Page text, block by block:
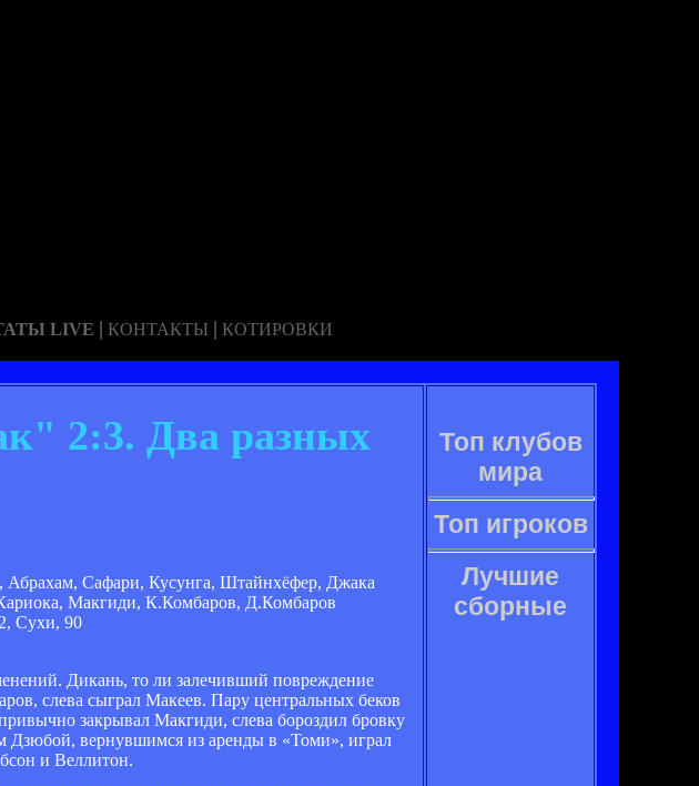
LIVE | КОНТАКТЫ | КОТИРОВКИ
2:3. Два разных
Сафари, Кусунга, Штайнхёфер, Джака
Макгиди, К.Комбаров, Д.Комбаров
Сухи, 90
Дикань, то ли залечивший повреждение
слева сыграл Макеев. Пару центральных беков
закрывал Макгиди, слева бороздил бровку
вернувшимся из аренды в «Томи», играл
и Веллитон.
Топ клубов
мира
Топ игроков
Лучшие
сборные